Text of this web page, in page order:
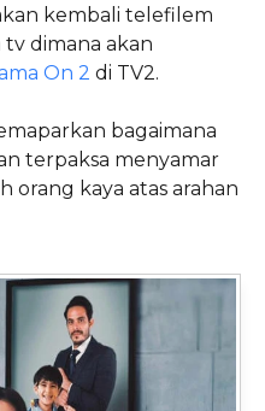
kembali telefilem
tv dimana akan
On 2 di TV2.
bagaimana
terpaksa menyamar
orang kaya atas arahan